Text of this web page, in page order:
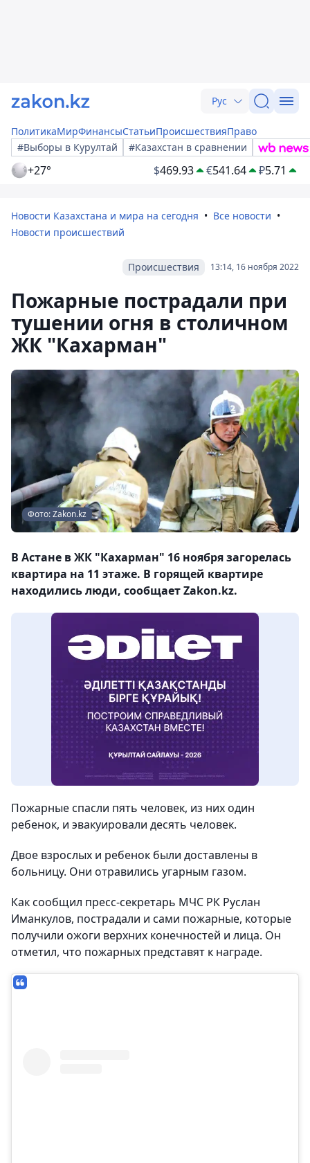
Рус
ПолитикаМирФинансыСтатьиПроисшествияПраво
#Выборы в Курултай
#Казахстан в сравнении
+27° $469.93 €541.64 ₽5.71
Новости Казахстана и мира на сегодня
Все новости
Новости происшествий
13:14, 16 ноября 2022
Происшествия
Пожарные пострадали при
тушении огня в столичном
ЖК "Кахарман"
Фото: Zakon.kz
В Астане в ЖК "Кахарман" 16 ноября загорелась
квартира на 11 этаже. В горящей квартире
находились люди, сообщает Zakon.kz.
Пожарные спасли пять человек, из них один
ребенок, и эвакуировали десять человек.
Двое взрослых и ребенок были доставлены в
больницу. Они отравились угарным газом.
Как сообщил пресс-секретарь МЧС РК Руслан
Иманкулов, пострадали и сами пожарные, которые
получили ожоги верхних конечностей и лица. Он
отметил, что пожарных представят к награде.